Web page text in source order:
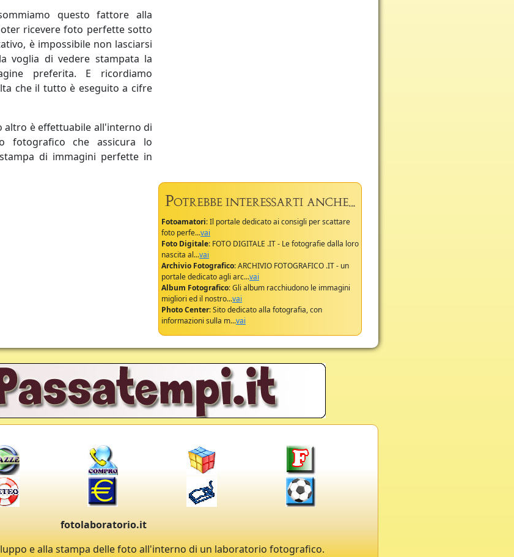
Fotoamatori: Il portale dedicato ai consigli per scattare
foto perfe...vai
Foto Digitale: FOTO DIGITALE .IT - Le fotografie dalla loro
nascita al...vai
Archivio Fotografico: ARCHIVIO FOTOGRAFICO .IT - un
portale dedicato agli arc...vai
Album Fotografico: Gli album racchiudono le immagini
migliori ed il nostro...vai
Photo Center: Sito dedicato alla fotografia, con
informazioni sulla m...vai
questo fattore alla
ricevere foto perfette sotto
è impossibile non lasciarsi
voglia di vedere stampata la
preferita. E ricordiamo
che il tutto è eseguito a cifre
altro è effettuabile all'interno di
fotografico che assicura lo
di immagini perfette in
fotolaboratorio.it
e alla stampa delle foto all'interno di un laboratorio fotografico.